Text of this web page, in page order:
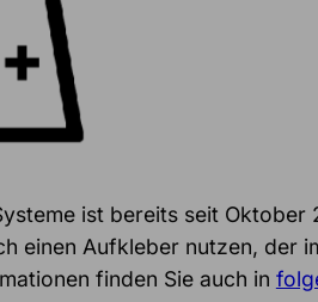
ist bereits seit
einen Aufkleber nutzen, der
finden Sie auch in